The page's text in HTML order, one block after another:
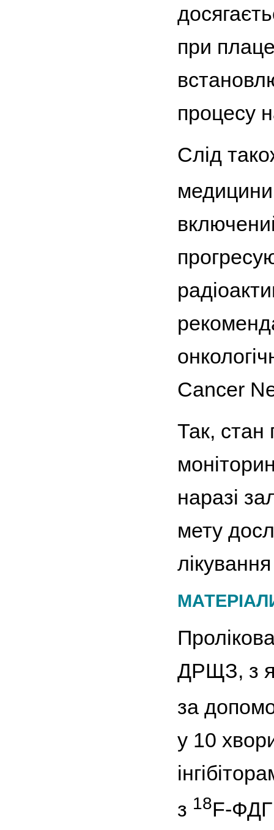
при
процесу
Слід
Cancer
Так, стан
наразі
мету
ДРЩЗ, з
за
у 10
з 18F-